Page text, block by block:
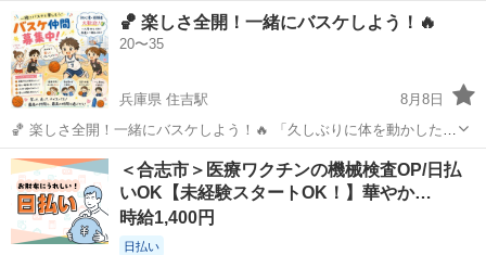
未経験やブランクある人も多めです🙌 がっつり勝ちにいく感じではな
く、 みんなでワイワイ動いて楽しむスタイル😊 「久しぶりすぎて不
安…」って人でも大丈夫◎ ...
兵庫 尼崎市 尼崎駅 バスケットボール い人
🏀 楽しさ全開！一緒にバスケしよう！🔥
20〜35
兵庫県 住吉駅
8月8日
🏀 楽しさ全開！一緒にバスケしよう！🔥 「久しぶりに体を動かした
い」 「バスケ仲間を増やしたい」 「楽しくプレーしたい」 そんな
人、大歓迎です！ 初心者〜経験者までレベル関係なし✨ 勝ち負けだけ
じゃなく、笑って楽しめる...
兵庫 神戸市 住吉駅 バスケットボール バスケ
＜合志市＞医療ワクチンの機械検査OP/日払
いOK【未経験スタートOK！】華やか…
時給1,400円
日払い